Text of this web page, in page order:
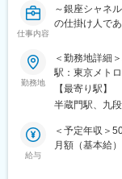
■当社について
用地・一棟収
関わる全ての
て売上高は200
用総合不動産
【健全で安全
安全な不動産
りました。不
仕事内容
～銀座シャネ
の仕掛け人で
■業務概要：
創業経営者が
として様々な角
らサポートし
■業務詳細：
勤務地
＜勤務地詳細
駅：東京メト
変更の範囲：
【最寄り駅】
半蔵門駅、九
給与
＜予定年収＞
月額（基本給